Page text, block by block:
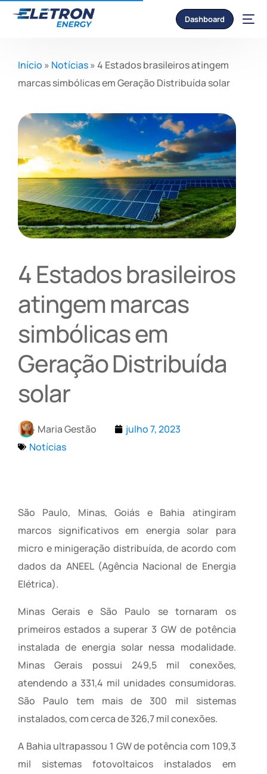
Dashboard
Início » Notícias»4 Estados brasileiros atingem
marcas simbólicas em Geração Distribuída solar
4 Estados brasileiros
atingem marcas
simbólicas em
Geração Distribuída
solar
Maria Gestão
julho 7, 2023
Notícias
São Paulo, Minas, Goiás e Bahia atingiram
marcos significativos em energia solar para
micro e minigeração distribuída, de acordo com
dados da ANEEL (Agência Nacional de Energia
Elétrica).
Minas Gerais e São Paulo se tornaram os
primeiros estados a superar 3 GW de potência
instalada de energia solar nessa modalidade.
Minas Gerais possui 249,5 mil conexões,
atendendo a 331,4 mil unidades consumidoras.
São Paulo tem mais de 300 mil sistemas
instalados, com cerca de 326,7 mil conexões.
A Bahia ultrapassou 1 GW de potência com 109,3
mil sistemas fotovoltaicos instalados em